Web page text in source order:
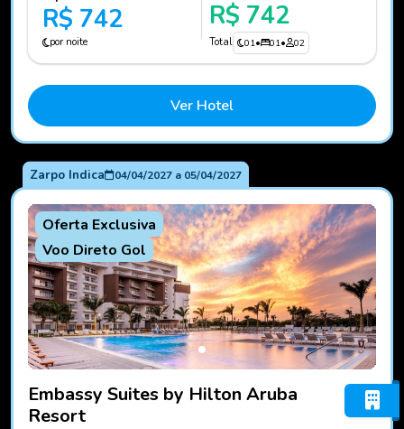
R$ 742
por noite
R$ 742
Total 01• 01• 02
Ver Hotel
Zarpo Indica 04/04/2027a 05/04/2027
Oferta Exclusiva
Voo Direto Gol
Fotos do hotel Embassy Suites by Hilton Aruba Resort
Embassy Suites by Hilton Aruba
Resort